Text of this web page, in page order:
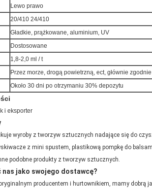
Lewo prawo
20/410 24/410
Gładkie, prążkowane, aluminium, UV
Dostosowane
1,8-2,0 ml / t
Przez morze, drogą powietrzną, ect, głównie
Około 30 dni po otrzymaniu 30% depozytu
i eksporter
wyroby z tworzyw sztucznych nadające się do
z mini spustem, plastikową pompkę do
podobne produkty z tworzyw sztucznych.
nas jako swojego dostawcę?
producentem i hurtownikiem, mamy dobrą